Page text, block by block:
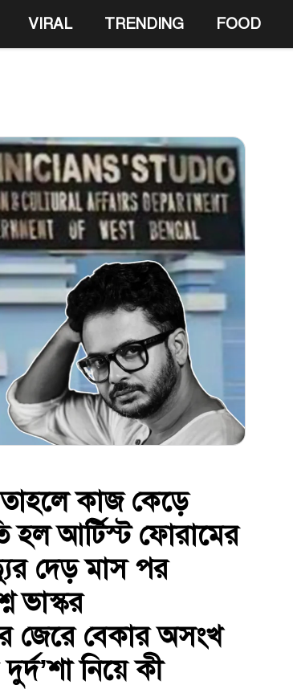
VIRAL TRENDING FOOD
কাজ কেড়ে
হল আর্টিস্ট ফোরামের
দেড় মাস পর
ভাস্কর
জেরে বেকার অসংখ
নিয়ে কী